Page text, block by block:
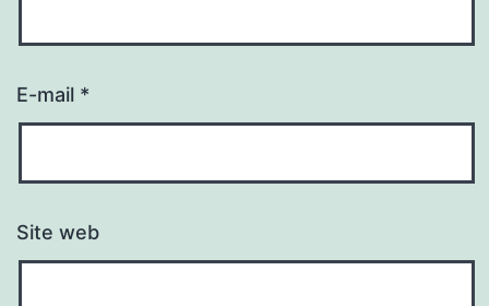
E-mail *
Site web